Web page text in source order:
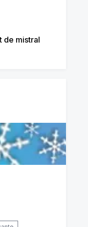
de mistral